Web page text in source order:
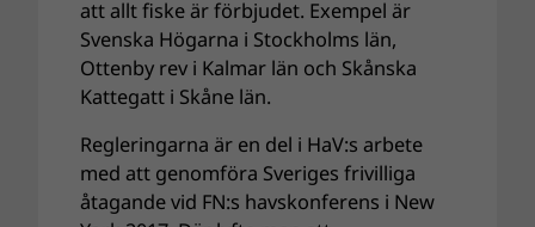
att allt fiske är förbjudet. Exempel är
Svenska Högarna i Stockholms län,
Ottenby rev i Kalmar län och Skånska
Kattegatt i Skåne län.
Regleringarna är en del i HaV:s arbete
med att genomföra Sveriges frivilliga
åtagande vid FN:s havskonferens i New